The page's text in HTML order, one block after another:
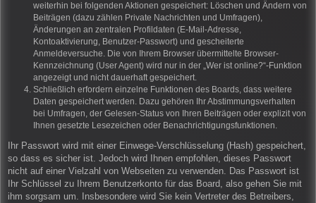
weiterhin bei folgenden Aktionen gespeichert: Löschen und Ändern von
Beiträgen (dazu zählen Private Nachrichten und Umfragen),
Änderungen an zentralen Profildaten (E-Mail-Adresse,
Kontoaktivierung, Benutzer-Passwort) und gescheiterte
Anmeldeversuche. Die von Ihrem Browser übermittelte Browser-
Kennzeichnung (User Agent) wird nur in der „Wer ist online?“-Funktion
angezeigt und nicht dauerhaft gespeichert.
Schließlich erfordern einzelne Funktionen des Boards, dass weitere
Daten gespeichert werden. Dazu gehören Ihr Abstimmungsverhalten
bei Umfragen, der Gelesen-Status von Ihren Beiträgen oder explizit von
Ihnen gesetzte Lesezeichen oder Benachrichtigungsfunktionen.
Ihr Passwort wird mit einer Einwege-Verschlüsselung (Hash) gespeichert,
so dass es sicher ist. Jedoch wird Ihnen empfohlen, dieses Passwort
nicht auf einer Vielzahl von Webseiten zu verwenden. Das Passwort ist
Ihr Schlüssel zu Ihrem Benutzerkonto für das Board, also gehen Sie mit
ihm sorgsam um. Insbesondere wird Sie kein Vertreter des Betreibers,